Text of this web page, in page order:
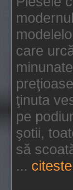
care
ţinuta
pe
şotii,
să
...